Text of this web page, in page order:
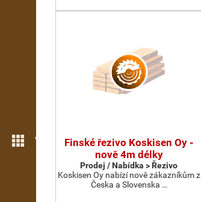
Více možnostíFinské řezivo Koskisen Oy -
nově 4m délky
Prodej / Nabídka > Řezivo
Koskisen Oy nabízí nově zákazníkům z
Česka a Slovenska …